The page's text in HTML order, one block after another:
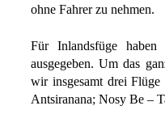
ohne Fahrer zu nehmen.
Für Inlandsfüge
ausgegeben. Um das
wir insgesamt drei
Antsiranana; Nosy Be –